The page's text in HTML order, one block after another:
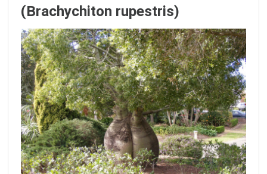
(Brachychiton rupestris)